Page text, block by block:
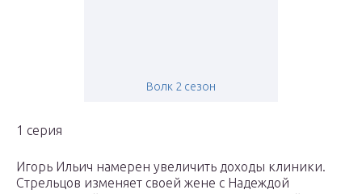
Волк 2 сезон
1 серия
Игорь Ильич намерен увеличить доходы клиники.
Стрельцов изменяет своей жене с Надеждой